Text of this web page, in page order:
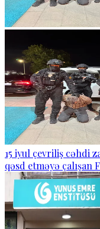
15 iyul çevriliş cəhdi
qəsd etməyə çalışan